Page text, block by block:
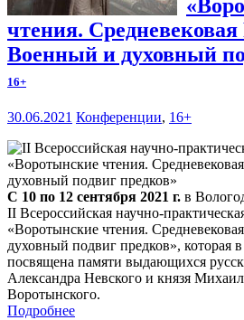
чтения. Средневековая
Военный и духовный
16+
30.06.2021 Конференции, 16+
С 10 по 12 сентября 2021 г. в
II Всероссийская научно-
«Воротынские чтения.
духовный подвиг предков», которая
посвящена памяти выдающихся
Александра Невского и князя
Воротынского.
Подробнее